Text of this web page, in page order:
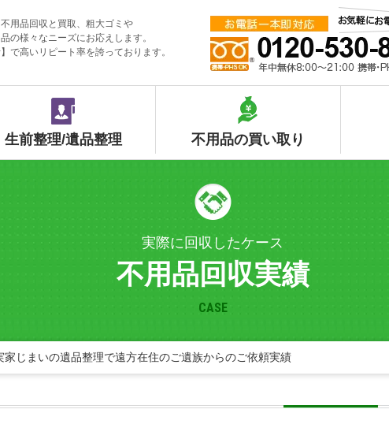
用品回収と買取、粗大ゴミや
の様々なニーズにお応えします。
で高いリピート率を誇っております。
生前整理/遺品整理 不用品の買い取り
実際に回収したケース
不用品回収実績
CASE
家じまいの遺品整理で遠方在住のご遺族からのご依頼実績